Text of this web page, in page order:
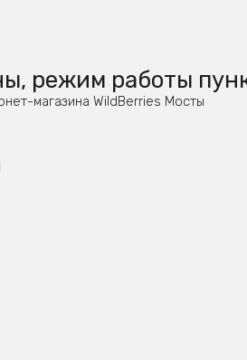
режим работы
магазина WildBerries Мосты